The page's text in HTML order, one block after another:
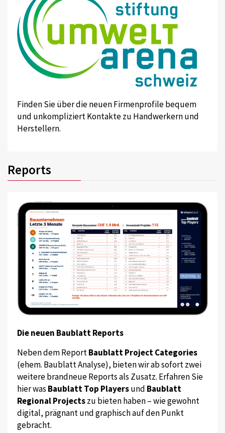
Finden Sie über die neuen Firmenprofile bequem
und unkompliziert Kontakte zu Handwerkern und
Herstellern.
Reports
Die neuen Baublatt Reports
Neben dem ReportBaublatt Project Categories
(ehem. Baublatt Analyse), bieten wir ab sofort zwei
weitere brandneue Reports als Zusatz. Erfahren Sie
hier was Baublatt Top Playersund Baublatt
Regional Projectszu bieten haben – wie gewohnt
digital, prägnant und graphisch auf den Punkt
gebracht.